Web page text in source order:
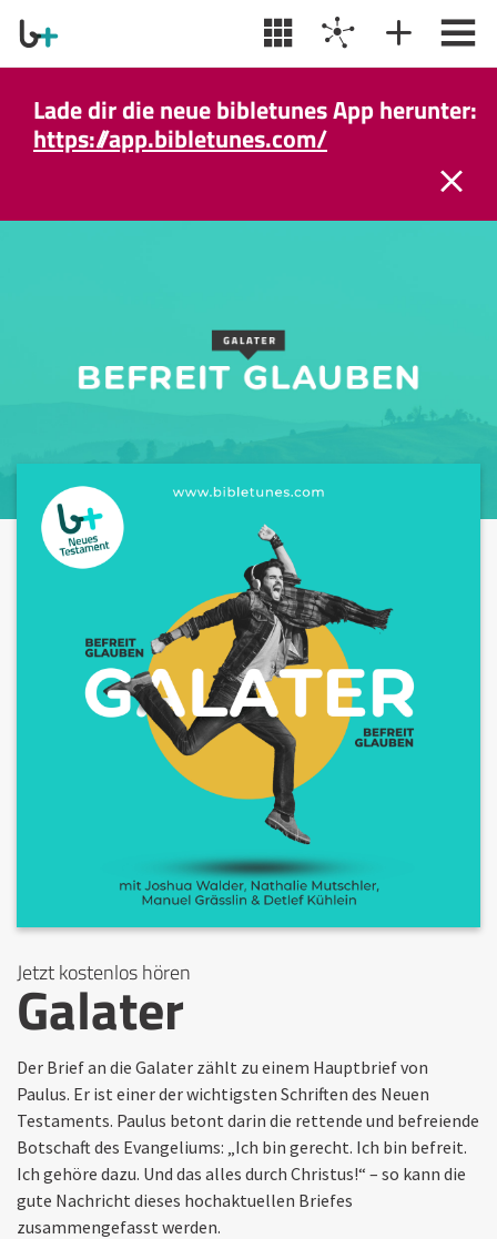
Lade dir die neue bibletunes App herunter:
https://app.bibletunes.com/
Jetzt kostenlos hören
Galater
Der Brief an die Galater zählt zu einem Hauptbrief von
Paulus. Er ist einer der wichtigsten Schriften des Neuen
Testaments. Paulus betont darin die rettende und befreiende
Botschaft des Evangeliums: „Ich bin gerecht. Ich bin befreit.
Ich gehöre dazu. Und das alles durch Christus!“ – so kann die
gute Nachricht dieses hochaktuellen Briefes
zusammengefasst werden.